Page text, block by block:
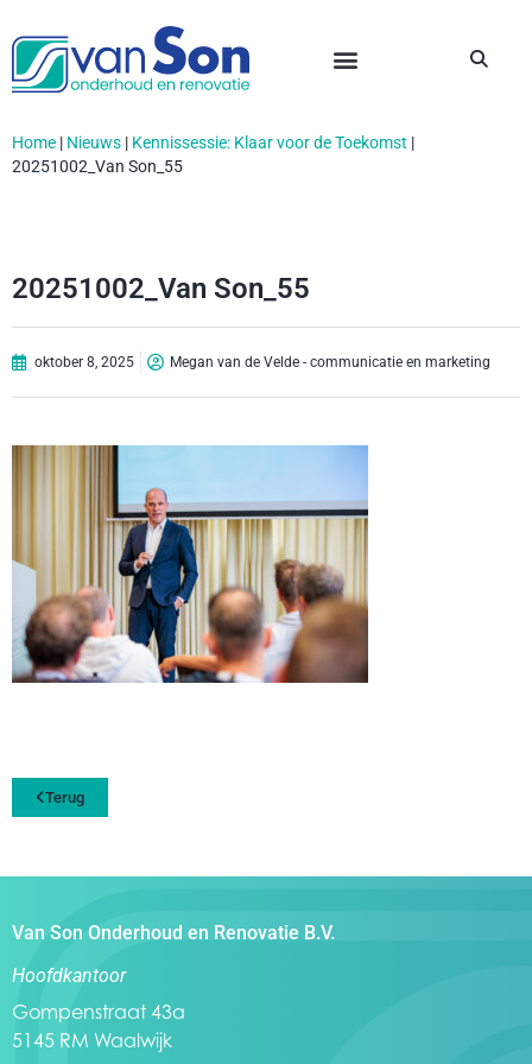
Home | Nieuws | Kennissessie: Klaar voor de Toekomst |
20251002_Van Son_55
20251002_Van Son_55
oktober 8, 2025 Megan van de Velde - communicatie en marketing
Terug
Van Son Onderhoud en Renovatie B.V.
Hoofdkantoor
Gompenstraat 43a
5145 RM Waalwijk